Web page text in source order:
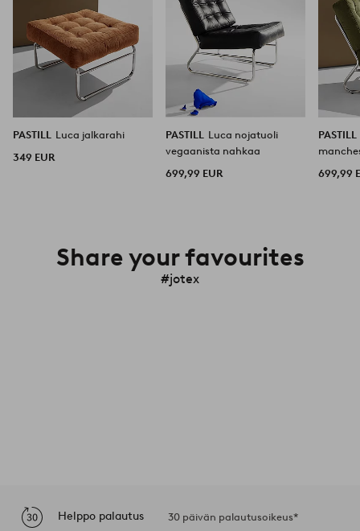
PASTILL
Luca jalkarahi
349 EUR
PASTILL
Luca nojatuoli
vegaanista nahkaa
699,99 EUR
PASTILL
699,99
Share your favourites
#jotex
Helppo palautus 30 päivän palautusoikeus*